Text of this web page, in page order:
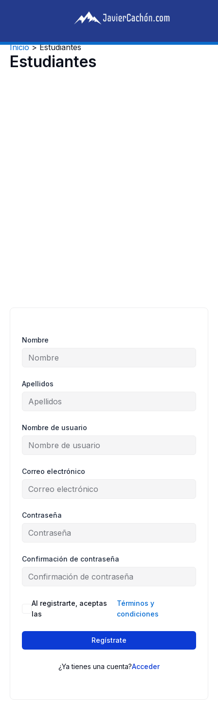
Inicio
Estudiantes
Estudiantes
Nombre
Apellidos
Nombre de usuario
Correo electrónico
Contraseña
Confirmación de contraseña
Al registrarte, aceptas
las
Términos y
condiciones
Regístrate
¿Ya tienes una cuenta?Acceder